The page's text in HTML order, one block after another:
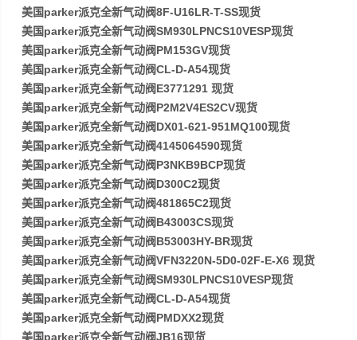
美国parker派克全新气动阀8F-U16LR-T-SS现货
美国parker派克全新气动阀SM930LPNCS10VESP现货
美国parker派克全新气动阀PM153GV现货
美国parker派克全新气动阀CL-D-A54现货
美国parker派克全新气动阀E3771291 现货
美国parker派克全新气动阀P2M2V4ES2CV现货
美国parker派克全新气动阀DX01-621-951MQ100现货
美国parker派克全新气动阀4145064590现货
美国parker派克全新气动阀P3NKB9BCP现货
美国parker派克全新气动阀D300C2现货
美国parker派克全新气动阀481865C2现货
美国parker派克全新气动阀B43003CS现货
美国parker派克全新气动阀B53003HY-BR现货
美国parker派克全新气动阀VFN3220N-5D0-02F-E-X6 现货
美国parker派克全新气动阀SM930LPNCS10VESP现货
美国parker派克全新气动阀CL-D-A54现货
美国parker派克全新气动阀PMDXX2现货
美国parker派克全新气动阀JB16现货